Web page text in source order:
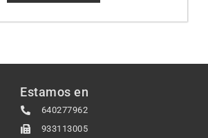
Estamos en
640277962
933113005